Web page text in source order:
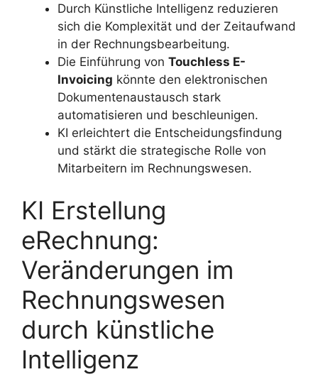
Durch Künstliche Intelligenz reduzieren
sich die Komplexität und der Zeitaufwand
in der Rechnungsbearbeitung.
Die Einführung von Touchless E-
Invoicing könnte den elektronischen
Dokumentenaustausch stark
automatisieren und beschleunigen.
KI erleichtert die Entscheidungsfindung
und stärkt die strategische Rolle von
Mitarbeitern im Rechnungswesen.
KI Erstellung
eRechnung:
Veränderungen im
Rechnungswesen
durch künstliche
Intelligenz